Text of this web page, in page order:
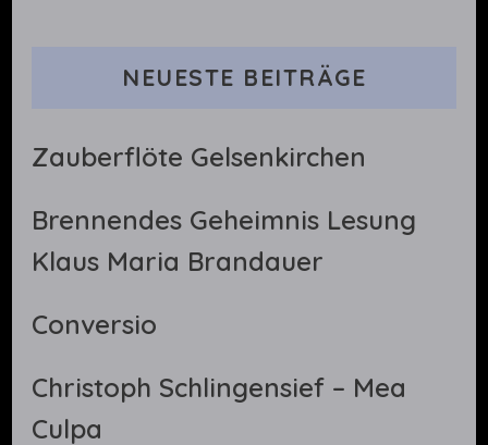
NEUESTE BEITRÄGE
Zauberflöte Gelsenkirchen
Brennendes Geheimnis Lesung
Klaus Maria Brandauer
Conversio
Christoph Schlingensief – Mea
Culpa